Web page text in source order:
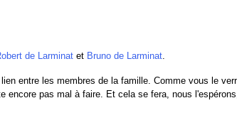
de Larminat et Bruno de Larminat.
entre les membres de la famille. Comme vous le
pas mal à faire. Et cela se fera, nous